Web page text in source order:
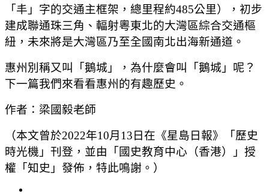
「丰」字的交通主框架，總里程約485公里），初步
建成聯通珠三角、輻射粵東北的大灣區綜合交通樞
紐，未來將是大灣區乃至全國南北出海新通道。
惠州別稱又叫「鵝城」，為什麼會叫「鵝城」呢？
下一篇我們來看看惠州的有趣歷史。
作者：梁國毅老師
（本文曾於2022年10月13日在《星島日報》「歷史
時光機」刊登，並由「國史教育中心（香港）」授
權「知史」發佈，特此鳴謝。）